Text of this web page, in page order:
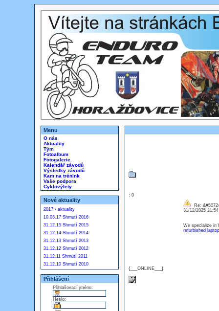
Menu
O nás
Aktuality
Tým
Fotoalbum
Fotogalerie
Kalendář závodů
Výsledky závodů
Kam na trénink
Vaše podpora
Cyklovýlety
Nové aktuality
2017 - aktuality
10.03.17 Shrnutí 2016
31.12.15 Shrnutí 2015
31.12.14 Shrnutí 2014
31.12.13 Shrnutí 2013
31.12.12 Shrnutí 2012
31.12.11 Shrnutí 2011
31.12.10 Shrnutí 2010
Přihlášení
Přihlašovací jméno:
Heslo:
: 0
{___ONLINE___}
Re:
31/12/2025
We specialize in
refurbished